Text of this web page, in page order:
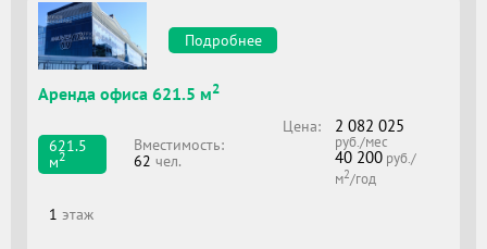
Подробнее
Аренда офиса 621.5 м2
621.5
м2
Вместимоcть:
62 чел.
Цена: 2 082 025
руб./мес
40 200 руб./
м2/год
1 этаж